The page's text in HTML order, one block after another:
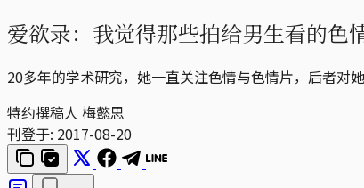
爱欲录：我觉得那些拍给男生看的色
20多年的学术研究，她一直关注色情与色情片，后者对
特约撰稿人 梅懿思
刊登于: 2017-08-20